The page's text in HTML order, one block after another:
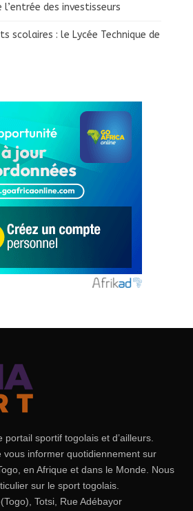
l’entrée des investisseurs
scolaires : le Lycée Technique de
portail sportif togolais et d’ailleurs.
vous informer quotidiennement sur
en Afrique et dans le Monde. Nous
sur le sport togolais.
Totsi, Rue Adébayor